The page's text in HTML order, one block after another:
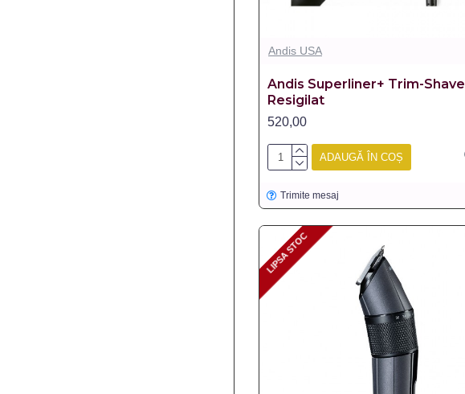
Andis USA
Andis Superliner+ Trim-Shave
Resigilat
520,00
ADAUGĂ ÎN COȘ
Trimite mesaj
LIPSA STOC
LIPSA STOC